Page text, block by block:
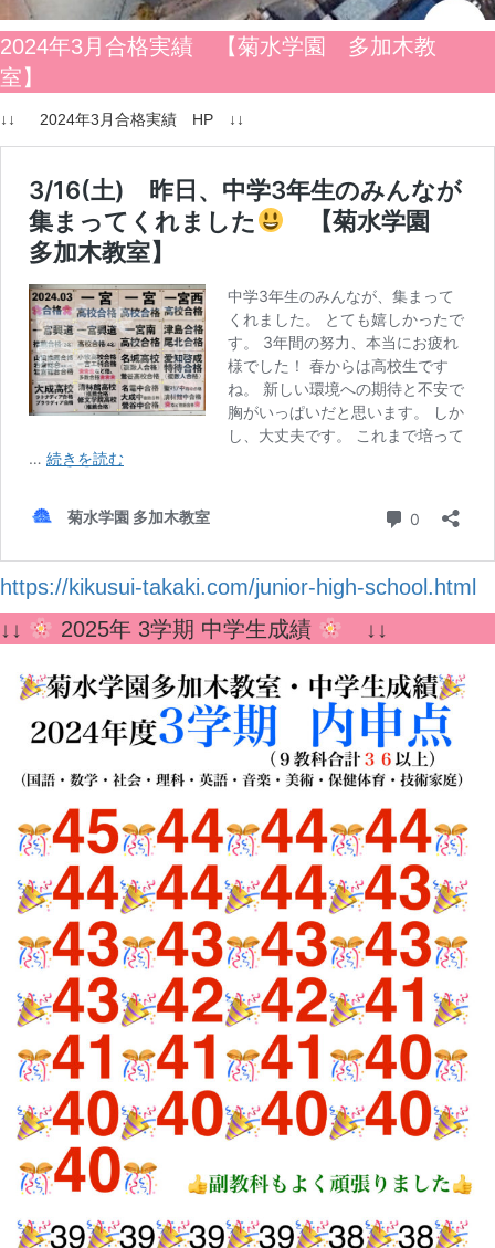
2024年3月合格実績 【菊水学園 多加木教
室】
↓↓ 2024年3月合格実績 HP ↓↓
https://kikusui-takaki.com/junior-high-school.html
↓↓
2025年 3学期 中学生成績 ↓↓